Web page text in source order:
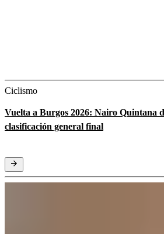
Ciclismo
Vuelta a Burgos 2026: Nairo Quintana
clasificación general final